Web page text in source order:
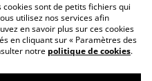
Contact
Politique de
confidentialité
sont de petits fichiers qui
utilisez nos services afin
en savoir plus sur ces cookies
en cliquant sur « Paramètres des
notre politique de cookies.